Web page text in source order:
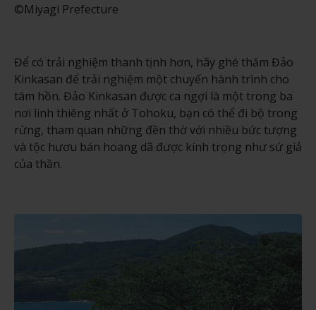
©Miyagi Prefecture
Để có trải nghiệm thanh tịnh hơn, hãy ghé thăm Đảo
Kinkasan để trải nghiệm một chuyến hành trình cho
tâm hồn. Đảo Kinkasan được ca ngợi là một trong ba
nơi linh thiêng nhất ở Tohoku, bạn có thể đi bộ trong
rừng, tham quan những đền thờ với nhiều bức tượng
và tộc hươu bán hoang dã được kính trọng như sứ giả
của thần.